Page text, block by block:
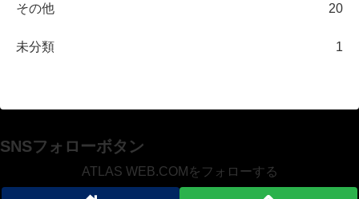
その他 20
未分類 1
SNSフォローボタン
ATLAS WEB.COMをフォローする